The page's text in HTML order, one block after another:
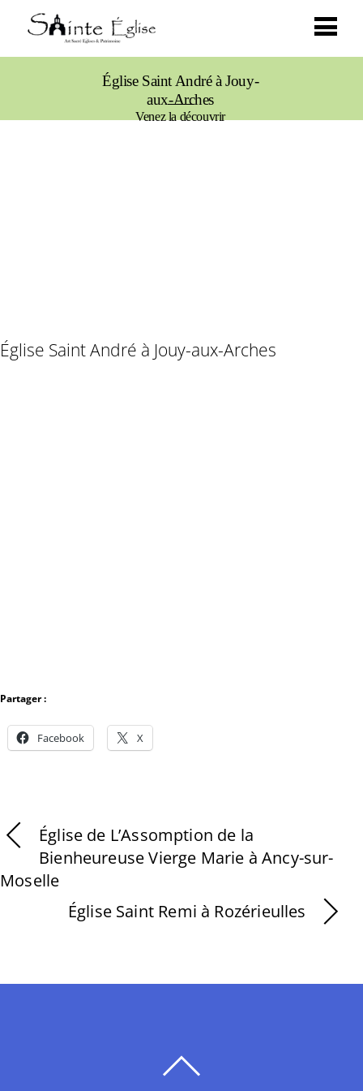
Église Saint André à Jouy-
aux-Arches
Venez la découvrir
Église Saint André à Jouy-aux-Arches
Partager :
Facebook X
Église de L’Assomption de la
Bienheureuse Vierge Marie à Ancy-sur-
Moselle
Église Saint Remi à Rozérieulles